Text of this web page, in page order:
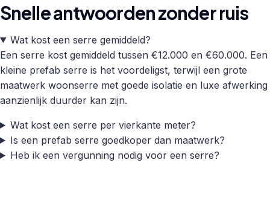
Snelle antwoorden zonder ruis
Wat kost een serre gemiddeld?
Een serre kost gemiddeld tussen €12.000 en €60.000. Een
kleine prefab serre is het voordeligst, terwijl een grote
maatwerk woonserre met goede isolatie en luxe afwerking
aanzienlijk duurder kan zijn.
Wat kost een serre per vierkante meter?
Is een prefab serre goedkoper dan maatwerk?
Heb ik een vergunning nodig voor een serre?